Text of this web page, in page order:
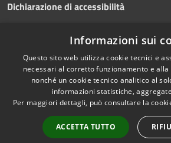
Dichiarazione di accessibilità
RSS
Accessibilità
Cookie
Mappa del sito
Numeri utili
•
Informazioni sui
Questo sito web utilizza cookie tecnici e
necessari al corretto funzionamento e
nonché un cookie tecnico analitico al
informazioni statistiche,
Per maggiori dettagli, può consultare la
ACCETTA TUTTO